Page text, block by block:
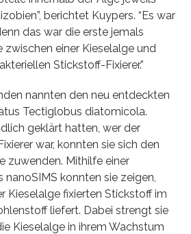
berichtet Kuypers. “Es war
das war die erste jemals
einer Kieselalge und
Stickstoff-Fixierer.”
nannten den neu entdeckten
Tectiglobus diatomicola.
geklärt hatten, wer der
war, konnten sie sich den
zuwenden. Mithilfe einer
konnten sie zeigen,
Kieselalge fixierten Stickstoff im
liefert. Dabei strengt sie
Kieselalge in ihrem Wachstum